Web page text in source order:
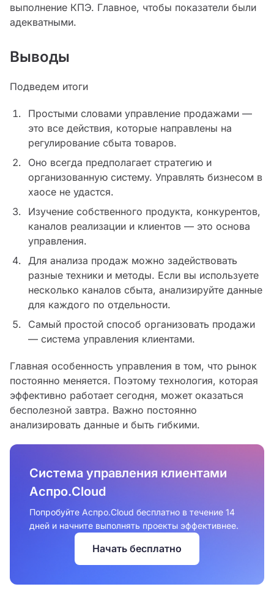
выполнение КПЭ. Главное, чтобы показатели были
адекватными.
Выводы
Подведем итоги
Простыми словами управление продажами —
это все действия, которые направлены на
регулирование сбыта товаров.
Оно всегда предполагает стратегию и
организованную систему. Управлять бизнесом в
хаосе не удастся.
Изучение собственного продукта, конкурентов,
каналов реализации и клиентов — это основа
управления.
Для анализа продаж можно задействовать
разные техники и методы. Если вы используете
несколько каналов сбыта, анализируйте данные
для каждого по отдельности.
Самый простой способ организовать продажи
— система управления клиентами.
Главная особенность управления в том, что рынок
постоянно меняется. Поэтому технология, которая
эффективно работает сегодня, может оказаться
бесполезной завтра. Важно постоянно
анализировать данные и быть гибкими.
Система управления клиентами
Аспро.Cloud
Попробуйте Аспро.Cloud бесплатно в течение 14
дней и начните выполнять проекты эффективнее.
Начать бесплатно